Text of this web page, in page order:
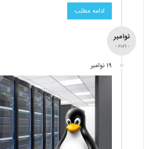
ادامه مطلب
نوامبر
- 2021 -
19 نوامبر